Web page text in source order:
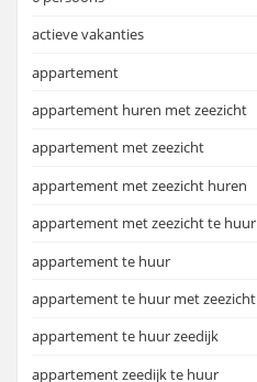
actieve vakanties
appartement
appartement huren met zeezicht
appartement met zeezicht
appartement met zeezicht huren
appartement met zeezicht te huur
appartement te huur
appartement te huur met zeezicht
appartement te huur zeedijk
appartement zeedijk te huur